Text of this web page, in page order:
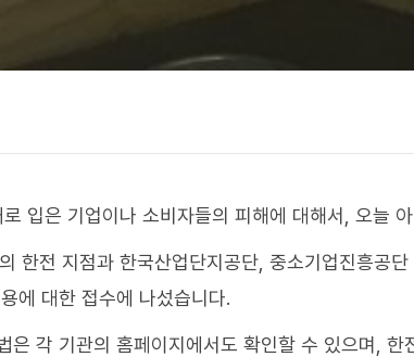
입은 기업이나 소비자들의 피해에 대해서, 오늘
한전 지점과 한국산업단지공단, 중소기업진흥공
에 대한 접수에 나섰습니다.
은 각 기관의 홈페이지에서도 확인할 수 있으며,